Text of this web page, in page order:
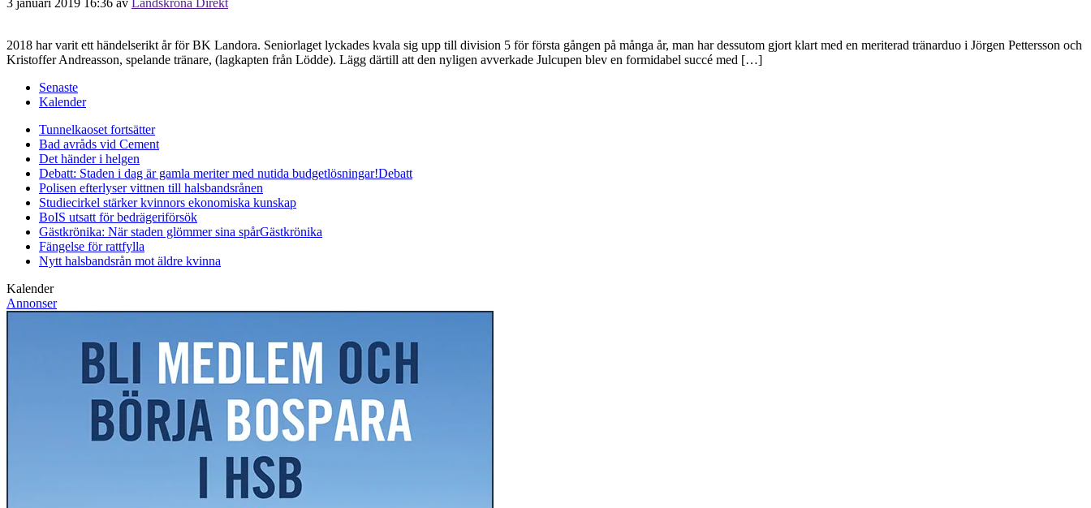
2018 har varit ett händelserikt år för BK Landora. Seniorlaget lyckades kvala sig upp till division 5 för första gången på många år, man har dessutom gjort klart med en meriterad tränarduo i Jörgen Pettersson och
Kristoffer Andreasson, spelande tränare, (lagkapten från Lödde). Lägg därtill att den nyligen avverkade Julcupen blev en formidabel succé med […]
Senaste
Kalender
Tunnelkaoset fortsätter
Bad avråds vid Cement
Det händer i helgen
Debatt: Staden i dag är gamla meriter med nutida budgetlösningar!Debatt
Polisen efterlyser vittnen till halsbandsrånen
Studiecirkel stärker kvinnors ekonomiska kunskap
BoIS utsatt för bedrägeriförsök
Gästkrönika: När staden glömmer sina spårGästkrönika
Fängelse för rattfylla
Nytt halsbandsrån mot äldre kvinna
Kalender
Annonser